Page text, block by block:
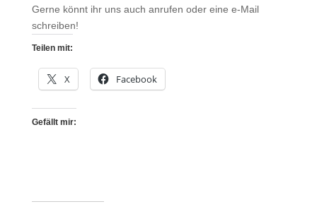
Gerne könnt ihr uns auch anrufen oder eine e-Mail
schreiben!
Teilen mit:
X Facebook
Gefällt mir: